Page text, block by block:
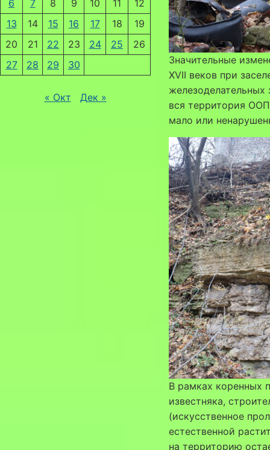
6
7 8 9 10 11
12
13
14 15 16 17 18
19
20
21 22 23 24 25
26
27
28 29 30
« Окт Дек »
Значительные
XVII веков при
железоделательных
вся территория
мало или
В рамках коренных
известняка,
(искусственное
естественной
на территорию